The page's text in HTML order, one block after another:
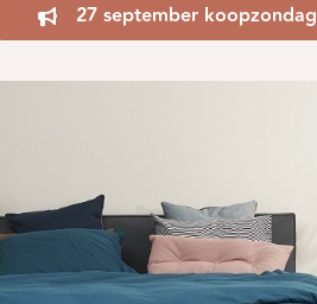
27 september koopzondag